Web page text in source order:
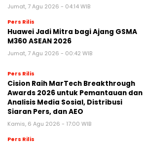
Jumat, 7 Agu 2026 - 04:14 WIB
Pers Rilis
Huawei Jadi Mitra bagi Ajang GSMA
M360 ASEAN 2026
Jumat, 7 Agu 2026 - 00:42 WIB
Pers Rilis
Cision Raih MarTech Breakthrough
Awards 2026 untuk Pemantauan dan
Analisis Media Sosial, Distribusi
Siaran Pers, dan AEO
Kamis, 6 Agu 2026 - 17:00 WIB
Pers Rilis